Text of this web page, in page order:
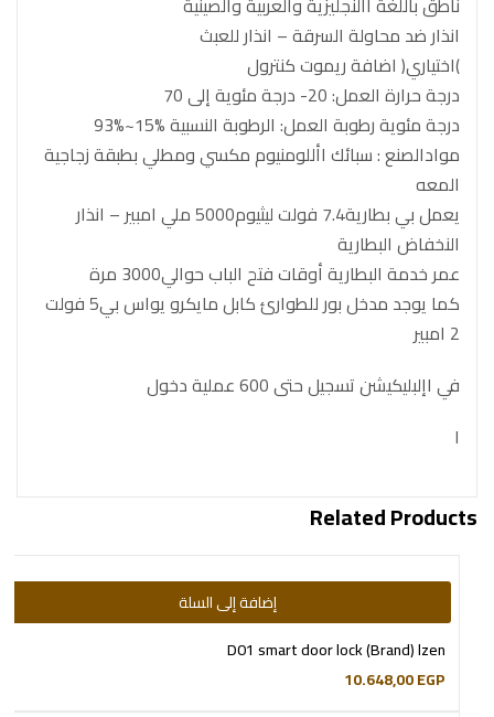
انذار ضد محاولة السرقة – انذار للعبث
)اختياري( اضافة ريموت كنترول
درجة حرارة العمل: 20- درجة مئوية إلى 70
درجة مئوية رطوبة العمل: الرطوبة النسبية %15~%93
موادالصنع : سبائك األلومنيوم مكسي ومطلي بطبقة زجاجية
المعه
يعمل بي بطارية7.4 فولت ليثيوم5000 ملي امبير – انذار
النخفاض البطارية
عمر خدمة البطارية أوقات فتح الباب حوالي3000 مرة
كما يوجد مدخل بور للطوارئ كابل مايكرو يواس بي5 فولت
2 امبير
في اإلبليكيشن تسجيل حتى 600 عملية دخول
ا
Related Products
إضافة إلى السلة
D01 smart door lock (Brand) lzen
10.648,00EGP